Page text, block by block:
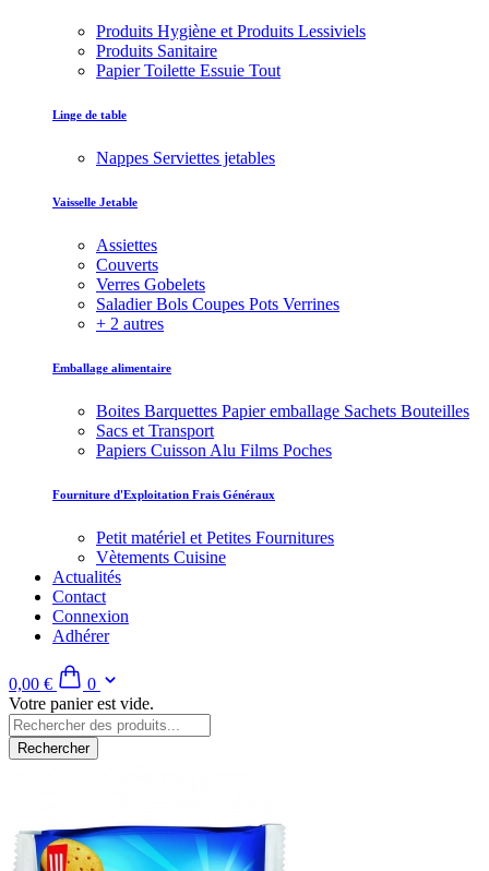
Produits Hygiène et Produits Lessiviels
Produits Sanitaire
Papier Toilette Essuie Tout
Linge de table
Nappes Serviettes jetables
Vaisselle Jetable
Assiettes
Couverts
Verres Gobelets
Saladier Bols Coupes Pots Verrines
+ 2 autres
Emballage alimentaire
Boites Barquettes Papier emballage Sachets Bouteilles
Sacs et Transport
Papiers Cuisson Alu Films Poches
Fourniture d'Exploitation Frais Généraux
Petit matériel et Petites Fournitures
Vètements Cuisine
Actualités
Contact
Connexion
Adhérer
0,00 €
0
Votre panier est vide.
Rechercher